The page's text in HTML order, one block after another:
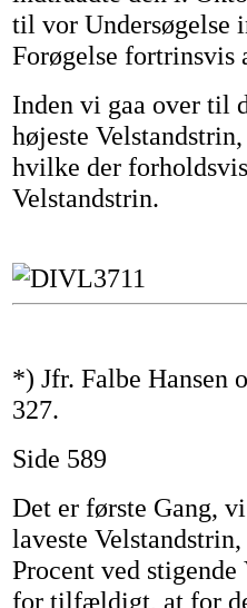
til vor Undersøgelse
Forøgelse fortrinsvis
Inden vi gaa over til
højeste
hvilke der
Velstandstrin.
*) Jfr. Falbe Hansen
327.
Side 589
Det er første Gang,
laveste
Procent ved
for tilfældigt, at for